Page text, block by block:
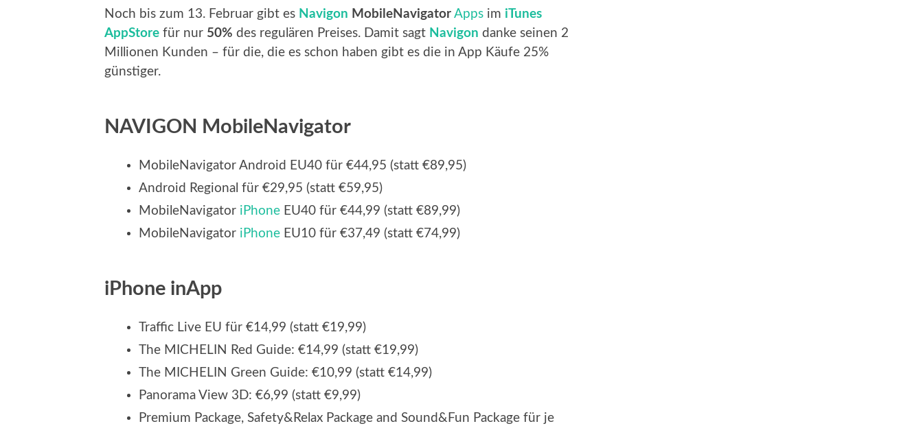
Noch bis zum 13. Februar gibt es Navigon MobileNavigator Apps im iTunes
AppStore für nur 50% des regulären Preises. Damit sagt Navigon danke seinen 2
Millionen Kunden – für die, die es schon haben gibt es die in App Käufe 25%
günstiger.
NAVIGON MobileNavigator
MobileNavigator Android EU40 für €44,95 (statt €89,95)
Android Regional für €29,95 (statt €59,95)
MobileNavigator iPhone EU40 für €44,99 (statt €89,99)
MobileNavigator iPhone EU10 für €37,49 (statt €74,99)
iPhone inApp
Traffic Live EU für €14,99 (statt €19,99)
The MICHELIN Red Guide: €14,99 (statt €19,99)
The MICHELIN Green Guide: €10,99 (statt €14,99)
Panorama View 3D: €6,99 (statt €9,99)
Premium Package, Safety&Relax Package and Sound&Fun Package für je